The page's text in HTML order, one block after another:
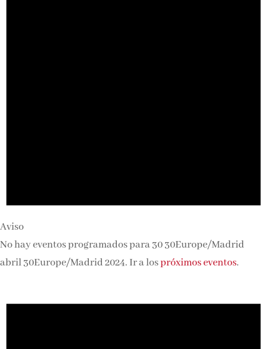
Aviso
No hay eventos programados para 30 30Europe/Madrid
abril 30Europe/Madrid 2024. Ir a lospróximos eventos.